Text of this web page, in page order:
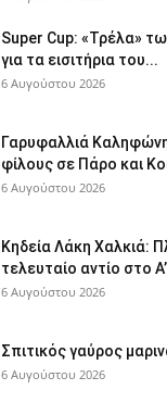
Super Cup: «Τρέλα»
για τα εισιτήρια του...
6 Αυγούστου 2026
Γαρυφαλλιά
φίλους σε Πάρο και
6 Αυγούστου 2026
Κηδεία Λάκη Χαλκιά:
τελευταίο αντίο στο
6 Αυγούστου 2026
Σπιτικός γαύρος
6 Αυγούστου 2026